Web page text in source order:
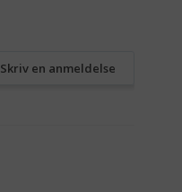
Skriv en anmeldelse